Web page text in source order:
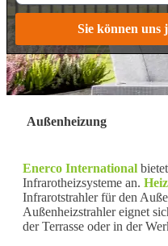
Sie können uns
Außenheizung
Enerco International
Infrarotheizsysteme an.
Infrarotstrahler für den
Außenheizstrahler eignet
der Terrasse oder in der